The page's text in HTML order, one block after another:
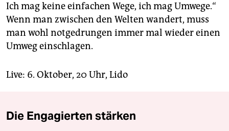
Ich mag keine einfachen Wege, ich mag Umwege.“
Wenn man zwischen den Welten wandert, muss
man wohl notgedrungen immer mal wieder einen
Umweg einschlagen.
Live: 6. Oktober, 20 Uhr, Lido
Die Engagierten stärken